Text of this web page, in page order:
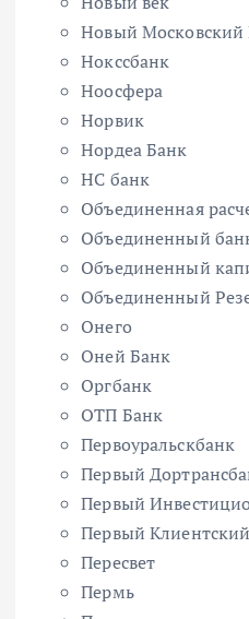
Новый Московский
Нокссбанк
Ноосфера
Норвик
Нордеа Банк
НС банк
Объединенная
Объединенный
Объединенный
Объединенный
Онего
Оней Банк
Оргбанк
ОТП Банк
Первоуральскбанк
Первый
Первый
Первый
Пересвет
Пермь